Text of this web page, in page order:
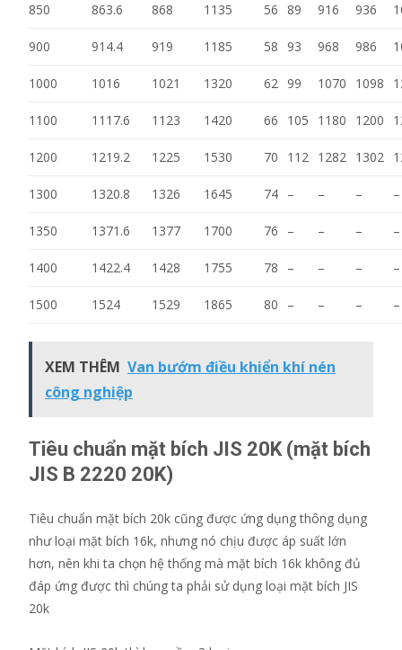
850 863.6 868 1135 56 89 916 936
900 914.4 919 1185 58 93 968 986
1000 1016 1021 1320 62 99 1070 1098
1100 1117.6 1123 1420 66 105 1180 1200
1200 1219.2 1225 1530 70 112 1282 1302
1300 1320.8 1326 1645 74 – – – –
1350 1371.6 1377 1700 76 – – – –
1400 1422.4 1428 1755 78 – – – –
1500 1524 1529 1865 80 – – – –
XEM THÊM Van bướm điều khiển khí nén
công nghiệp
Tiêu chuẩn mặt bích JIS 20K (mặt bích
JIS B 2220 20K)
Tiêu chuẩn mặt bích 20k cũng được ứng dụng thông dụng
như loại mặt bích 16k, nhưng nó chịu được áp suất lớn
hơn, nên khi ta chọn hệ thống mà mặt bích 16k không đủ
đáp ứng được thì chúng ta phải sử dụng loại mặt bích JIS
20k